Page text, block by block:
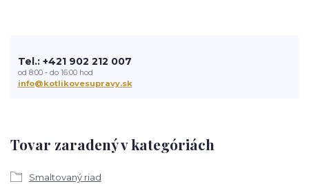
Tovar zaradený v kategóriách
Smaltovaný riad
Tel.: +421 902 212 007
od 8:00 - do 16:00 hod
info@kotlikovesupravy.sk